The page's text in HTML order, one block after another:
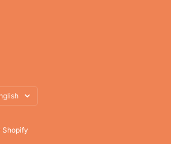
Shopify